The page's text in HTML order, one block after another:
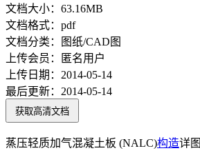
文档大小： 63.16MB
文档格式： pdf
文档分类：
图纸/CAD图
上传会员：
匿名用户
上传日期： 2014-05-14
最后更新： 2014-05-14
获取高清文档
蒸压轻质加气混凝土板 (NALC)构造详图